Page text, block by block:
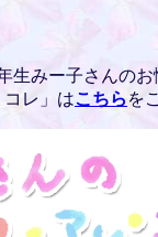
生みー子さんのお
コレ」はこちらを